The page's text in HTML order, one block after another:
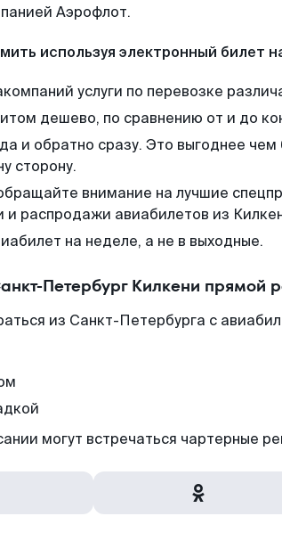
Аэрофлот.
используя электронный билет
услуги по перевозке
дешево, по сравнению от и до
и обратно сразу. Это выгоднее
сторону.
внимание на лучшие
и распродажи авиабилетов из
на неделе, а не в выходные.
Петербург Килкени прямой
из Санкт-Петербурга с
могут встречаться чартерные